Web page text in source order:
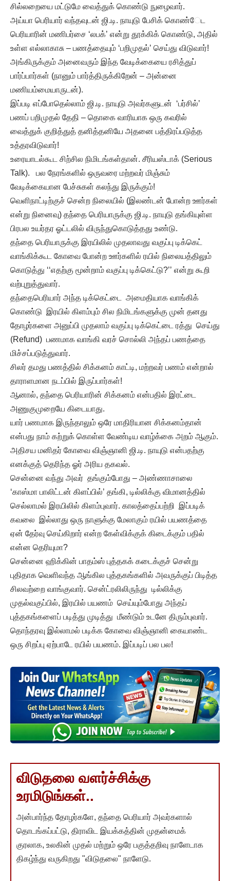
சில்லறையை மட்டுமே வைத்துக் கொண்டு நுழைவார்.
அய்யா பெரியார் வந்தவுடன் ஜி.டி. நாயுடு பேசிக் கொண்ேட
பெரியாரின் மணிபர்சை ‘லபக்’ என்று தூக்கிக் கொண்டு, அதில்
உள்ள எல்லாகாசு – பணத்தையும் ‘பறிமுதல்’ செய்து விடுவார்!
அங்கிருக்கும் அனைவரும் இந்த வேடிக்கையை ரசித்துப்
பார்ப்பார்கள் (நானும் பார்த்திருக்கிறேன் – அன்னை
மணியம்மையாருடன்).
இப்படி எப்போதெல்லாம் ஜி.டி. நாயுடு அவர்களுடன் ‘பர்சில்’
பணப் பறிமுதல் தேதி – தொகை வாரியாக ஒரு கவரில்
வைத்துக் குறித்துத் தனித்தனியே அதனை பத்திரப்படுத்த
உத்தரவிடுவார்!
உரையாடல்கூட சிற்சில நிமிடங்கள்தான். சீரியஸ்டாக் (Serious
Talk). பல நேரங்களில் ஒருவரை மற்றவர் மிஞ்சும்
வேடிக்கையான பேச்சுகள் கலந்து இருக்கும்!
வெளிநாட்டிற்குச் சென்ற நிலையில் (இலண்டன் போன்ற ஊர்கள்
என்று நினைவு) தந்தை பெரியாருக்கு ஜி.டி. நாயுடு தங்கியுள்ள
பிரபல உயர்தர ஓட்டலில் விருந்துகொடுத்தது உண்டு.
தந்தை பெரியாருக்கு இரயிலில் முதலாவது வகுப்பு டிக்கெட்
வாங்கிக்கூட கோவை போன்ற ஊர்களில் ரயில் நிலையத்திலும்
கொடுத்து ‘‘எதற்கு மூன்றாம் வகுப்பு டிக்கெட்டு?’’ என்று கூறி
வற்புறுத்துவார்.
தந்தைபெரியார் அந்த டிக்கெட்டை அமைதியாக வாங்கிக்
கொண்டு இரயில் கிளம்பும் சில நிமிடங்களுக்கு முன் தனது
தோழர்களை அனுப்பி முதலாம் வகுப்பு டிக்கெட்டை ரத்து செய்து
(Refund) பணமாக வாங்கி வரச் சொல்லி அந்தப் பணத்தை
மிச்சப்படுத்துவார்.
சிலர் தமது பணத்தில் சிக்கனம் காட்டி, மற்றவர் பணம் என்றால்
தாராளமான நடப்பில் இருப்பார்கள்!
ஆனால், தந்தை பெரியாரின் சிக்கனம் என்பதில் இரட்டை
அணுகுமுறையே கிடையாது.
யார் பணமாக இருந்தாலும் ஒரே மாதிரியான சிக்கனம்தான்
என்பது நாம் கற்றுக் கொள்ள வேண்டிய வாழ்க்கை அறம் ஆகும்.
அதிசய மனிதர் கோவை விஞ்ஞானி ஜி.டி. நாயுடு என்பதற்கு
எனக்குத் தெரிந்த ஓர் அரிய தகவல்.
சென்னை வந்து அவர் தங்கும்போது – அண்ணாசாலை
‘காஸ்மா பாலிட்டன் கிளப்பில்’ தங்கி, டில்லிக்கு விமானத்தில்
செல்லாமல் இரயிலில் கிளம்புவார். காலத்தைப்பற்றி இப்படிக்
கவலை இல்லாது ஒரு நாளுக்கு மேலாகும் ரயில் பயணத்தை
ஏன் தேர்வு செய்கிறார் என்ற கேள்விக்குக் கிடைக்கும் பதில்
என்ன தெரியுமா?
சென்னை ஹிக்கின் பாதம்ஸ் புத்தகக் கடைக்குச் சென்று
புதிதாக வெளிவந்த ஆங்கில புத்தகங்களில் அவருக்குப் பிடித்த
சிலவற்றை வாங்குவார். சென்ட்ரலிலிருந்து டில்லிக்கு
முதல்வகுப்பில், இரயில் பயணம் செய்யும்போது அந்தப்
புத்தகங்களைப் படித்து முடித்து மீண்டும் உடனே திரும்புவார்.
தொந்தரவு இல்லாமல் படிக்க கோவை விஞ்ஞானி கையாண்ட
ஒரு சிறப்பு ஏற்பாடே ரயில் பயணம். இப்படிப் பல பல!
விடுதலை வளர்ச்சிக்கு
உரமிடுங்கள்..
அன்பார்ந்த தோழர்களே, தந்தை பெரியார் அவர்களால்
தொடங்கப்பட்டு, திராவிட இயக்கத்தின் முதன்மைக்
குரலாக, உலகின் முதல் மற்றும் ஒரே பகுத்தறிவு நாளேடாக
திகழ்ந்து வருகிறது "விடுதலை" நாளேடு.